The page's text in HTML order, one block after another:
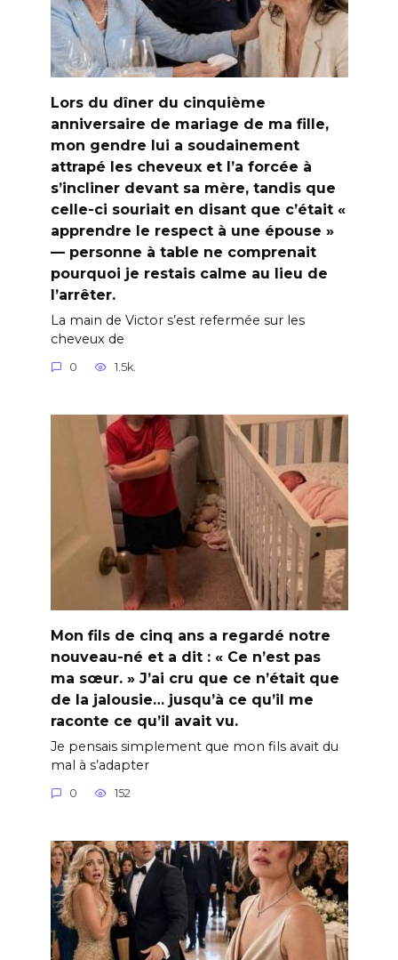
Lors du dîner du cinquième
anniversaire de mariage de ma fille,
mon gendre lui a soudainement
attrapé les cheveux et l’a forcée à
s’incliner devant sa mère, tandis que
celle-ci souriait en disant que c’était «
apprendre le respect à une épouse »
— personne à table ne comprenait
pourquoi je restais calme au lieu de
l’arrêter.
La main de Victor s’est refermée sur les
cheveux de
0 1.5k.
Mon fils de cinq ans a regardé notre
nouveau-né et a dit : « Ce n’est pas
ma sœur. » J’ai cru que ce n’était que
de la jalousie… jusqu’à ce qu’il me
raconte ce qu’il avait vu.
Je pensais simplement que mon fils avait du
mal à s’adapter
0 152